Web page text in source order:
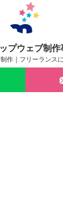
プウェブ制作
作｜フリーランス
シップにつ
ージ制作サ